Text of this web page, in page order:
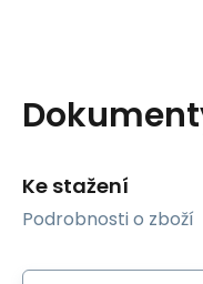
Ke stažení
Podrobnosti o zboží